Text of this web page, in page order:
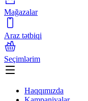
Mağazalar
Araz tətbiqi
Seçimlərim
Haqqımızda